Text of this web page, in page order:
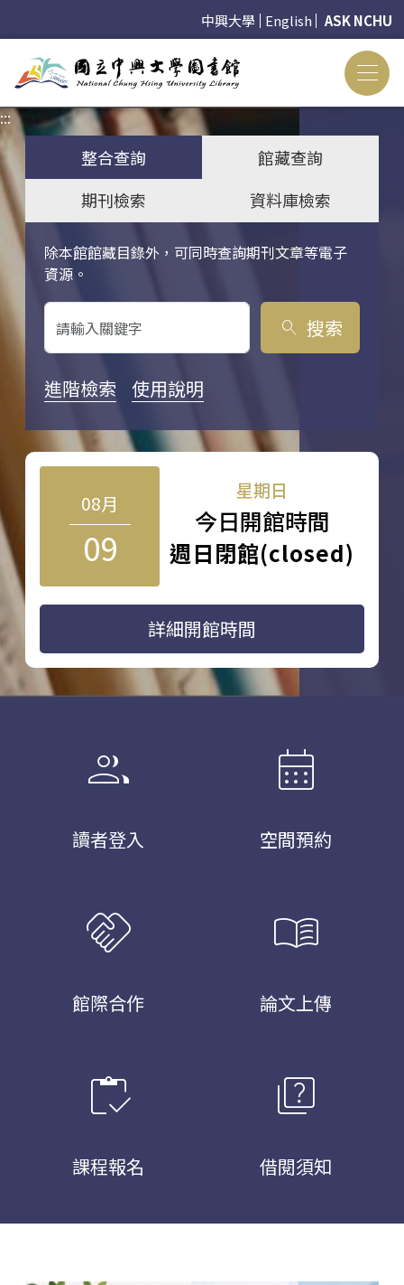
中興大學 English ASK NCHU
:::
整合查詢
館藏查詢
期刊檢索
資料庫檢索
除本館館藏目錄外，可同時查詢期刊文章等電子
資源。
關鍵字搜尋
search 搜索
進階檢索 使用說明
08月
09
星期日
今日開館時間
週日閉館(closed)
詳細開館時間
group
讀者登入
calendar_month
空間預約
handshake
館際合作
menu_book
論文上傳
inventory
課程報名
quiz
借閱須知